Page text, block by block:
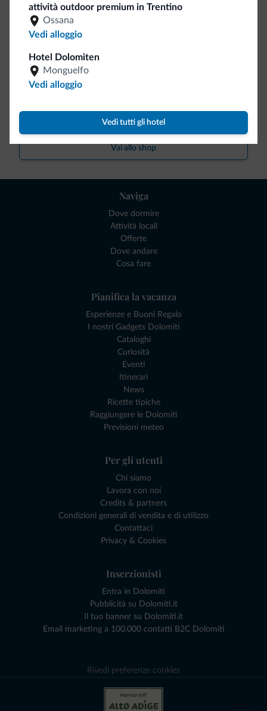
attività outdoor premium in Trentino
Ossana
Vedi alloggio
Hotel Dolomiten
Monguelfo
Vedi alloggio
Vedi tutti gli hotel
Be Original, scopri la nuova collezione
Ce l'avete chiesto in tanti. Ecco la nuova collezione firmata
Dolomiti.it!
Vai allo shop
Naviga
Dove dormire
Attività locali
Offerte
Dove andare
Cosa fare
Pianifica la vacanza
Esperienze e Buoni Regalo
I nostri Gadgets Dolomiti
Cataloghi
Curiosità
Eventi
Itinerari
News
Ricette tipiche
Raggiungere le Dolomiti
Previsioni meteo
Per gli utenti
Chi siamo
Lavora con noi
Credits & partners
Condizioni generali di vendita e di utilizzo
Contattaci
Privacy & Cookies
Inserzionisti
Entra in Dolomiti
Pubblicità su Dolomiti.it
Il tuo banner su Dolomiti.it
Email marketing a 100.000 contatti B2C Dolomiti
Rivedi preferenze cookies